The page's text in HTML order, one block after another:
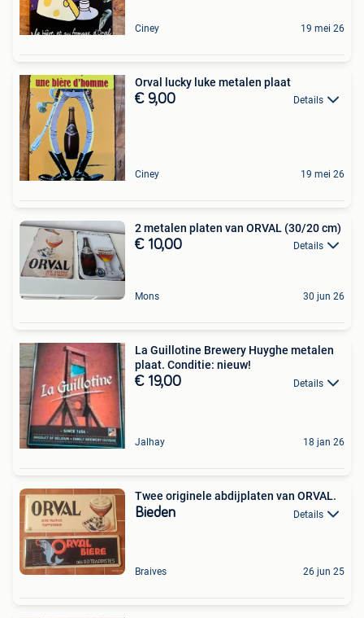
Ciney 19 mei 26
Orval lucky luke metalen plaat
€ 9,00 Details
Ciney 19 mei 26
2 metalen platen van ORVAL (30/20 cm)
€ 10,00 Details
Mons 30 jun 26
La Guillotine Brewery Huyghe metalen
plaat. Conditie: nieuw!
€ 19,00 Details
Jalhay 18 jan 26
Twee originele abdijplaten van ORVAL.
Bieden Details
Braives 26 jun 25